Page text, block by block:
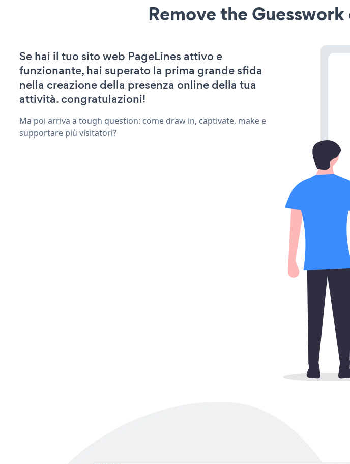
Remove the
Se hai il tuo sito web PageLines attivo e
funzionante, hai superato la prima grande sfida
nella creazione della presenza online della tua
attività. congratulazioni!
Ma poi arriva a tough question: come draw in, captivate, make e
supportare più visitatori?